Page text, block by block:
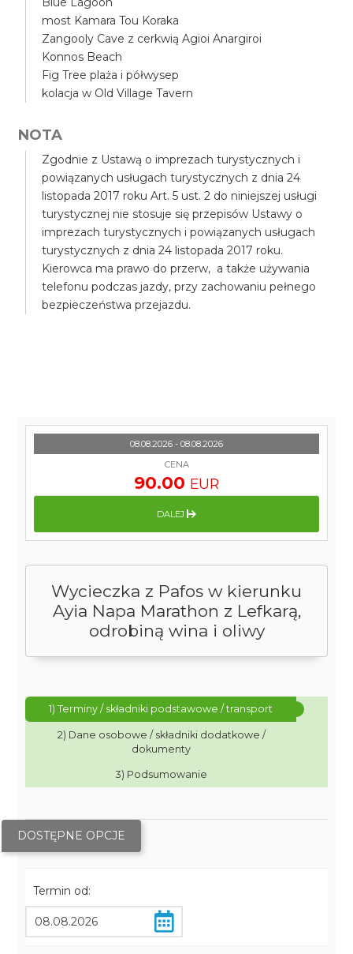
most Kamara Tou Koraka
Zangooly Cave z cerkwią Agioi Anargiroi
Konnos Beach
Fig Tree plaża i półwysep
kolacja w Old Village Tavern
NOTA
Zgodnie z Ustawą o imprezach turystycznych i
powiązanych usługach turystycznych z dnia 24
listopada 2017 roku Art. 5 ust. 2 do niniejszej usługi
turystycznej nie stosuje się przepisów Ustawy o
imprezach turystycznych i powiązanych usługach
turystycznych z dnia 24 listopada 2017 roku.
Kierowca ma prawo do przerw, a także używania
telefonu podczas jazdy, przy zachowaniu pełnego
bezpieczeństwa przejazdu.
Wycieczka z Pafos w kierunku
Ayia Napa Marathon z Lefkarą,
odrobiną wina i oliwy
1) Terminy / składniki podstawowe / transport
2) Dane osobowe / składniki dodatkowe /
dokumenty
3) Podsumowanie
DOSTĘPNE OPCJE
Termin od:
08.08.2026 - 08.08.2026
CENA
90.00 EUR
DALEJ